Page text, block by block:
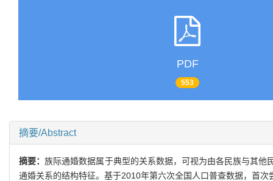
PDF
553
摘要/Abstract
摘要：族际通婚数据属于典型的关系数据，可视为由各民族与其
通婚关系的结构特征。基于2010年第六次全国人口普查数据，首